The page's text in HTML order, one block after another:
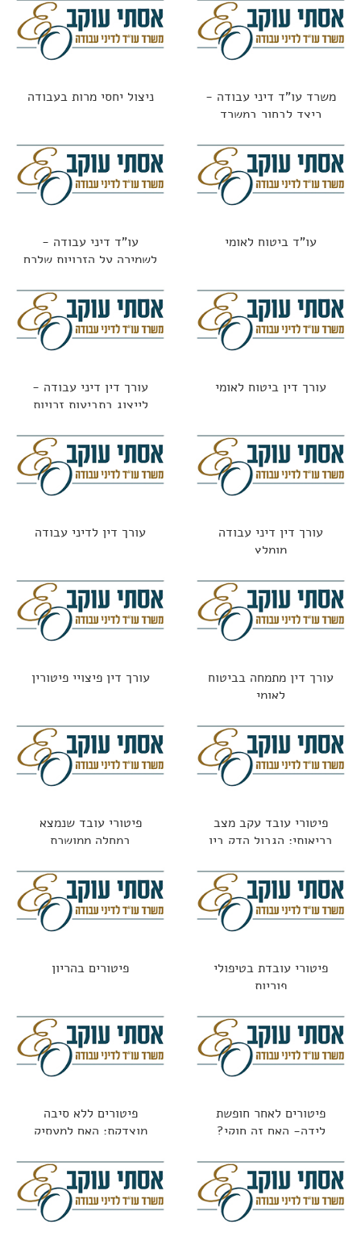
משרד עו"ד דיני עבודה -
כיצד לבחור במשרד
ניצול יחסי מרות בעבודה
עו"ד ביטוח לאומי
עו"ד דיני עבודה -
לשמירה על הזכויות שלכם
עורך דין ביטוח לאומי
עורך דין דיני עבודה -
לייצוג בתביעות זכויות
הקורונה
עורך דין דיני עבודה
מומלץ
עורך דין לדיני עבודה
עורך דין מתמחה בביטוח
לאומי
עורך דין פיצויי פיטורין
פיטורי עובד עקב מצב
בריאותי: הגבול הדק בין
פיטורי עובד שנמצא
במחלה ממושכת
פיטורי עובדת בטיפולי
פוריות
פיטורים בהריון
פיטורים לאחר חופשת
לידה- האם זה חוקי?
פיטורים ללא סיבה
מוצדקת: האם למעסיק